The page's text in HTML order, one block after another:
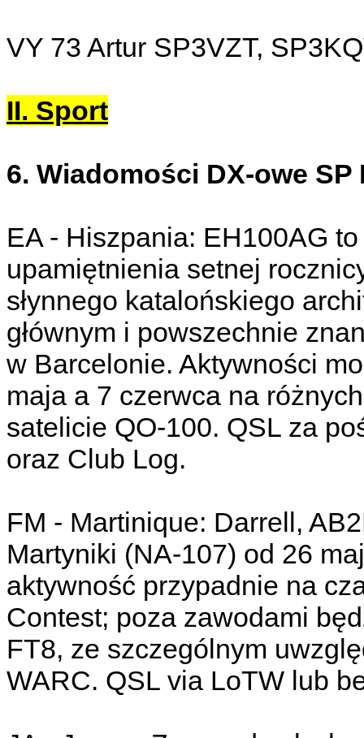
VY 73 Artur SP3VZT,
II. Sport
6. Wiadomości DX-owe SP
EA - Hiszpania: EH100AG
upamiętnienia setnej
słynnego katalońskiego
głównym i powszechnie
w Barcelonie. Aktywności
maja a 7 czerwca na
satelicie QO-100. QSL za
oraz Club Log.
FM - Martinique: Darrell,
Martyniki (NA-107) od 26
aktywność przypadnie na
Contest; poza zawodami
FT8, ze szczególnym
WARC. QSL via LoTW lub